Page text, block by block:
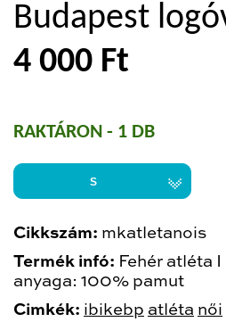
Budapest
4 000 Ft
RAKTÁRON - 1 DB
S
Cikkszám: mkatletanois
Termék infó: Fehér atléta
anyaga: 100% pamut
Cimkék: ibikebp atléta női